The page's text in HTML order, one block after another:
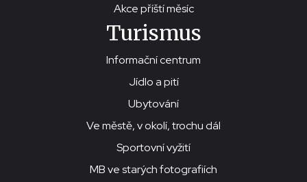
Akce příští měsíc
Turismus
Informační centrum
Jídlo a pití
Ubytování
Ve městě, v okolí, trochu dál
Sportovní vyžití
MB ve starých fotografiích